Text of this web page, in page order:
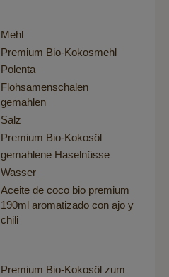
Mehl
Premium Bio-Kokosmehl
Polenta
Flohsamenschalen
gemahlen
Salz
Premium Bio-Kokosöl
gemahlene Haselnüsse
Wasser
Aceite de coco bio premium
190ml aromatizado con ajo y
chili
Premium Bio-Kokosöl zum